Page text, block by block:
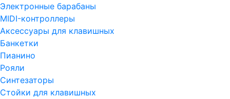
Электронные барабаны
MIDI-контроллеры
Аксессуары для клавишных
Банкетки
Пианино
Рояли
Синтезаторы
Стойки для клавишных